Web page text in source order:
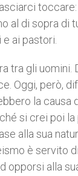
al di sopra di
ai pastori.
tra gli uomini.
Oggi, però,
la causa
si crei poi
alla sua
è servito
opporsi alla